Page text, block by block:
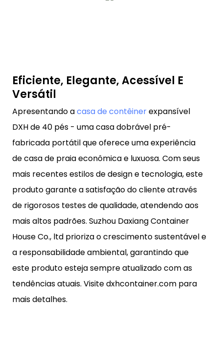
Eficiente, Elegante, Acessível E
Versátil
Apresentando acasa de contêinerexpansível
DXH de 40 pés - uma casa dobrável pré-
fabricada portátil que oferece uma experiência
de casa de praia econômica e luxuosa. Com seus
mais recentes estilos de design e tecnologia, este
produto garante a satisfação do cliente através
de rigorosos testes de qualidade, atendendo aos
mais altos padrões. Suzhou Daxiang Container
House Co., ltd prioriza o crescimento sustentável e
a responsabilidade ambiental, garantindo que
este produto esteja sempre atualizado com as
tendências atuais. Visite dxhcontainer.com para
mais detalhes.